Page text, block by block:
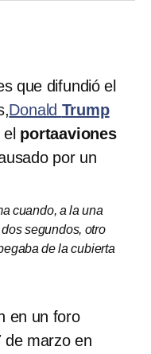
que difundió el
Donald Trump
portaaviones
por un
cuando, a la una
segundos, otro
de la cubierta
en un foro
de marzo en